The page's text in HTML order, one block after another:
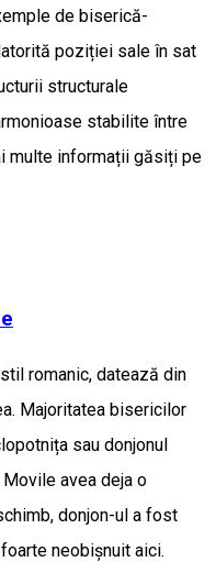
de biserică-
poziției sale în sat
structurale
stabilite între
multe informații găsiți pe
romanic, datează din
Majoritatea bisericilor
sau donjonul
avea deja o
donjon-ul a fost
neobișnuit aici.